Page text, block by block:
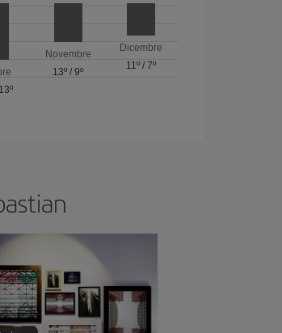
13º
Novembre
13º /9º
Dicembre
11º /7º